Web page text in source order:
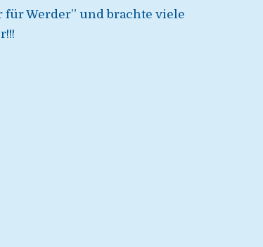
für Werder” und brachte viele